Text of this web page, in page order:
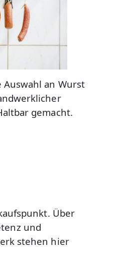
an Wurst
gemacht.
Über
und
stehen hier